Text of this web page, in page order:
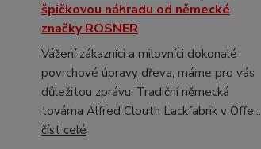
špičkovou náhradu od německé
značky ROSNER
Vážení zákazníci a milovníci dokonalé
povrchové úpravy dřeva, máme pro vás
důležitou zprávu. Tradiční německá
továrna Alfred Clouth Lackfabrik v Offe...
číst celé